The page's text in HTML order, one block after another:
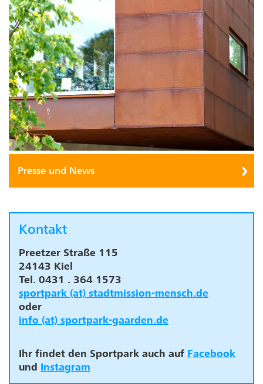
Presse und News
Kontakt
Preetzer Straße 115
24143 Kiel
Tel. 0431 . 364 1573
sportpark (at) stadtmission-mensch.de
oder
info (at) sportpark-gaarden.de
Ihr findet den Sportpark auch auf Facebook
und Instagram